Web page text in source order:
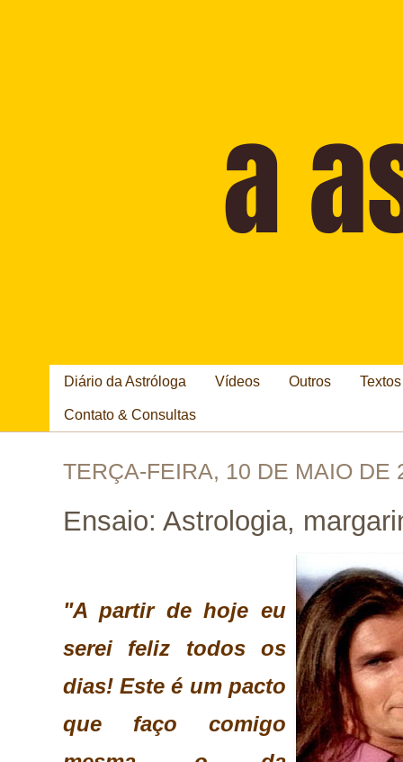
Diário da Astróloga Vídeos Outros
Contato & Consultas
TERÇA-FEIRA, 10 DE MAIO DE
Ensaio: Astrologia,
"A partir de hoje eu
serei feliz todos os
dias! Este é um pacto
que faço comigo